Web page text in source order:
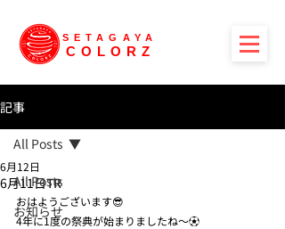
SETAGAYA
COLORZ
記事
All Posts
お知らせ
All Posts
6月11日TR
6月12日
おはようございます😎
4年に1度の祭典が始まりましたね〜⚽️